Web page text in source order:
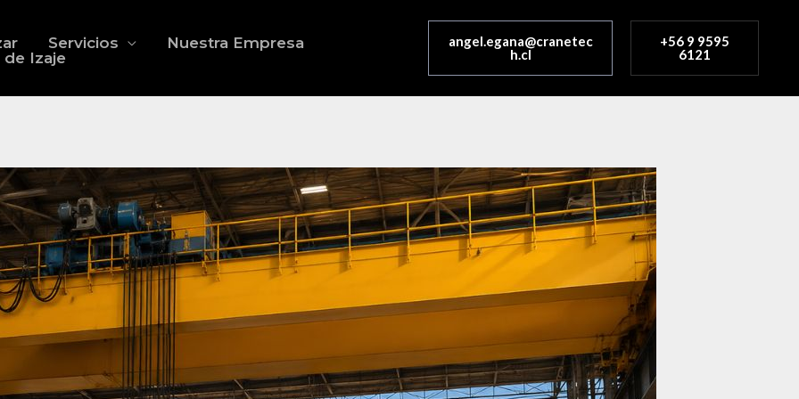
Servicios
Nuestra Empresa
de Izaje
angel.egana@cranetec
h.cl
+56 9 9595
6121